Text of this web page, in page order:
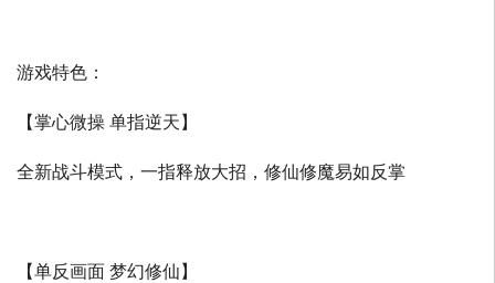
游戏特色：
【掌心微操 单指逆天】
全新战斗模式，一指释放大招，修仙修魔易如反掌
【单反画面 梦幻修仙】